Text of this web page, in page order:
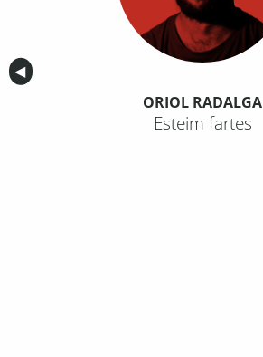
Anterior
◀︎
ORIOL RADALGA
Esteim fartes